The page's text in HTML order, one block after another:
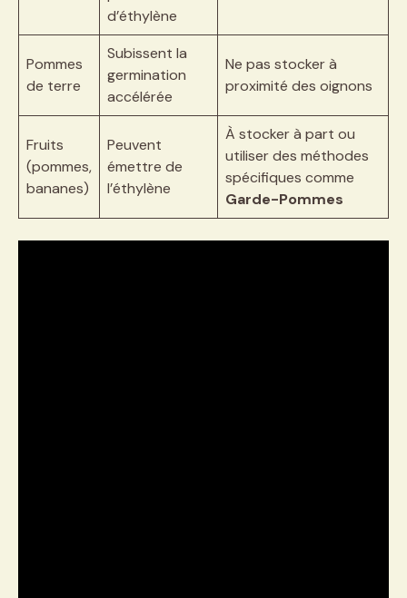
d’éthylène
Pommes
de terre
Subissent la
germination
accélérée
Ne pas stocker à
proximité des oignons
Fruits
(pommes,
bananes)
Peuvent
émettre de
l’éthylène
À stocker à part ou
utiliser des méthodes
spécifiques comme
Garde-Pommes